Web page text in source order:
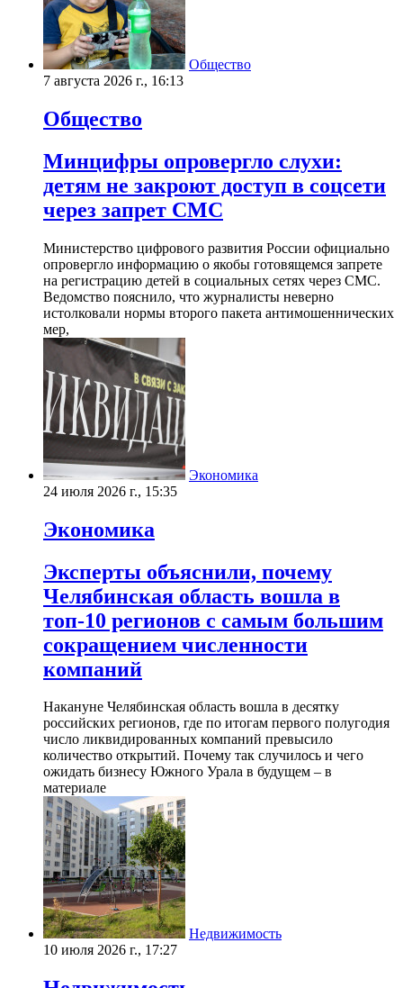
Общество
7 августа 2026 г., 16:13
Общество
Минцифры опровергло слухи:
детям не закроют доступ в соцсети
через запрет СМС
Министерство цифрового развития России официально
опровергло информацию о якобы готовящемся запрете
на регистрацию детей в социальных сетях через СМС.
Ведомство пояснило, что журналисты неверно
истолковали нормы второго пакета антимошеннических
мер,
Экономика
24 июля 2026 г., 15:35
Экономика
Эксперты объяснили, почему
Челябинская область вошла в
топ-10 регионов с самым большим
сокращением численности
компаний
Накануне Челябинская область вошла в десятку
российских регионов, где по итогам первого полугодия
число ликвидированных компаний превысило
количество открытий. Почему так случилось и чего
ожидать бизнесу Южного Урала в будущем – в
материале
Недвижимость
10 июля 2026 г., 17:27